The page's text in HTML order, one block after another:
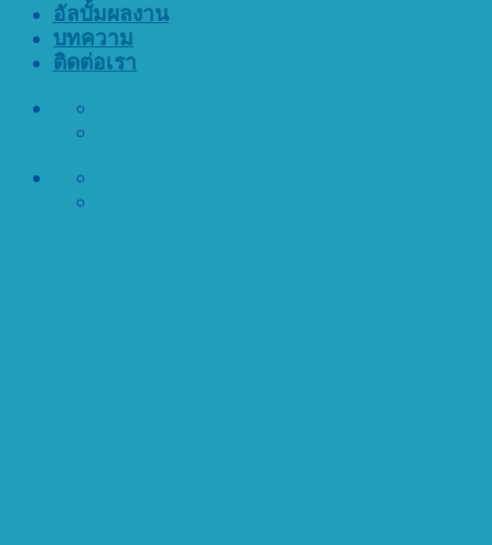
อัลบั้มผลงาน
บทความ
ติดต่อเรา